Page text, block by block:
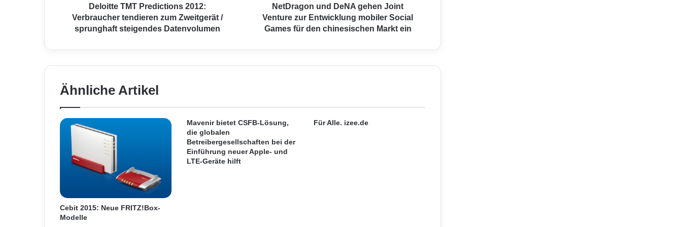
e
t
o
n
V
e
r
Deloitte TMT Predictions 2012:
Verbraucher tendieren zum Zweitgerät /
sprunghaft steigendes Datenvolumen
e
n
o
i
NetDragon und DeNA gehen Joint
Venture zur Entwicklung mobiler Social
Games für den chinesischen Markt ein
Ähnliche Artikel
Cebit 2015: Neue FRITZ!Box-
Modelle
Mavenir bietet CSFB-Lösung,
die globalen
Betreibergesellschaften bei der
Einführung neuer Apple- und
LTE-Geräte hilft
Für Alle. izee.de